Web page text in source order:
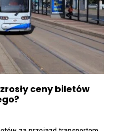
ceny biletów